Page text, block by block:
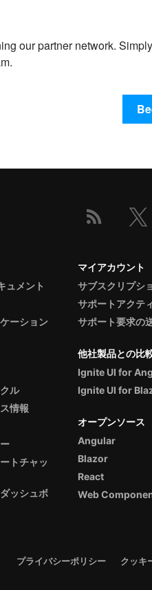
our partner network.
ュメント
ーション
ル
情報
トチャッ
ッシュボ
マイアカウント
サブスクリプシ
サポートアクテ
サポート要求の
他社製品との比
Ignite UI for
Ignite UI for
オープンソース
Angular
Blazor
React
Web
プライバシーポリシー クッキ